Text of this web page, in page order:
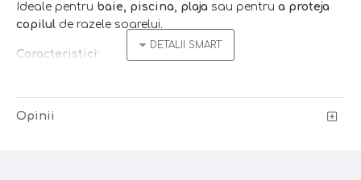
Ideale pentru baie, piscina, plaja sau pentru a proteja
copilul de razele soarelui.
Caracteristici:
moale-
bumbac tip
Opinii